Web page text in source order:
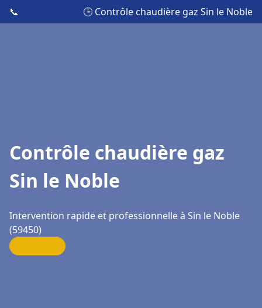
📞 🕒 Contrôle chaudière gaz Sin le Noble
Contrôle chaudière gaz
Sin le Noble
Intervention rapide et professionnelle à Sin le Noble
(59450)